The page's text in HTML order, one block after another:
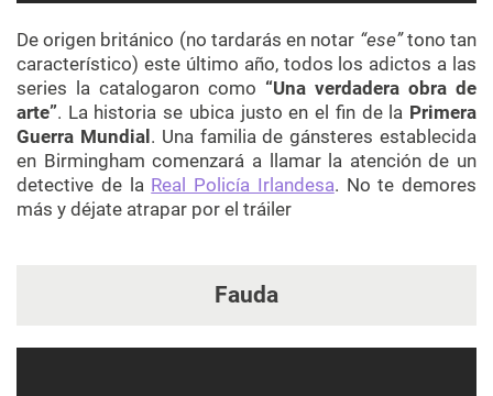
De origen británico (no tardarás en notar “ese”tono tan
característico) este último año, todos los adictos a las
series la catalogaron como “Una verdadera obra de
arte”. La historia se ubica justo en el fin de la Primera
Guerra Mundial. Una familia de gánsteres establecida
en Birmingham comenzará a llamar la atención de un
detective de la Real Policía Irlandesa. No te demores
más y déjate atrapar por el tráiler
Fauda